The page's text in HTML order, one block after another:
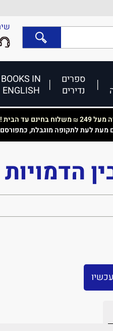
ספרים
נדירים
BOOKS IN
ENGLISH
249
₪משלוח בחינם עד הבית !
מעת לעת לתקופה מוגבלת,